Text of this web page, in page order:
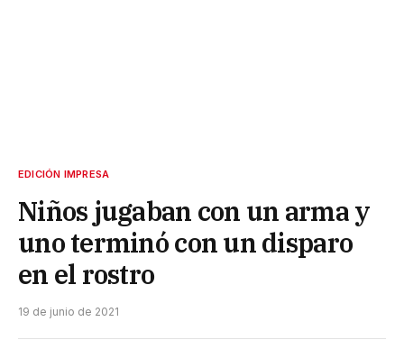
EDICIÓN IMPRESA
Niños jugaban con un arma y
uno terminó con un disparo
en el rostro
19 de junio de 2021